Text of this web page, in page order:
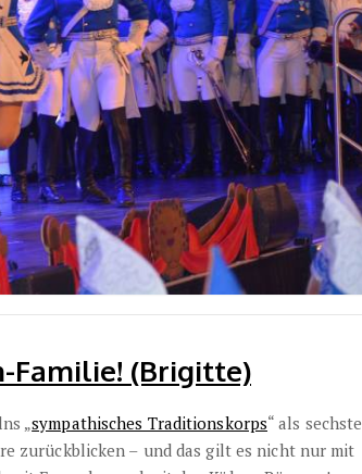
Familie! (Brigitte)
„sympathisches Traditionskorps“ als sechste
zurückblicken – und das gilt es nicht nur mit